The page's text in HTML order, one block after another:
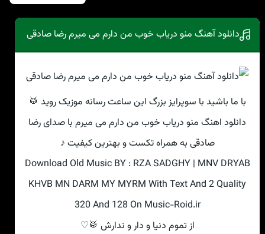
دانلود آهنگ منو دریاب خوب من دارم می میرم رضا صادقی
با ما باشید با سوپرایز بزرگ این ساعت رسانه موزیک روید 🥁
دانلود اهنگ منو دریاب خوب من دارم می میرم با صدای رضا
صادقی به همراه تکست و بهترین کیفیت ♪
Download Old Music BY : RZA SADGHY | MNV DRYAB
KHVB MN DARM MY MYRM With Text And 2 Quality
320 And 128 On Music-Roid.ir
از تموم دنیا و دار و ندارش 🥁♡